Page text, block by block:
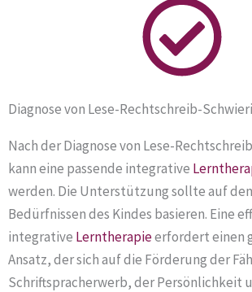
Diagnose von Lese-Rechtschreib-
Nach der Diagnose von Lese-
kann eine passende integrative
werden. Die Unterstützung sollte auf
Bedürfnissen des Kindes basieren. Eine
integrative Lerntherapieerfordert einen
Ansatz, der sich auf die Förderung der
Schriftspracherwerb, der Persönlichkeit